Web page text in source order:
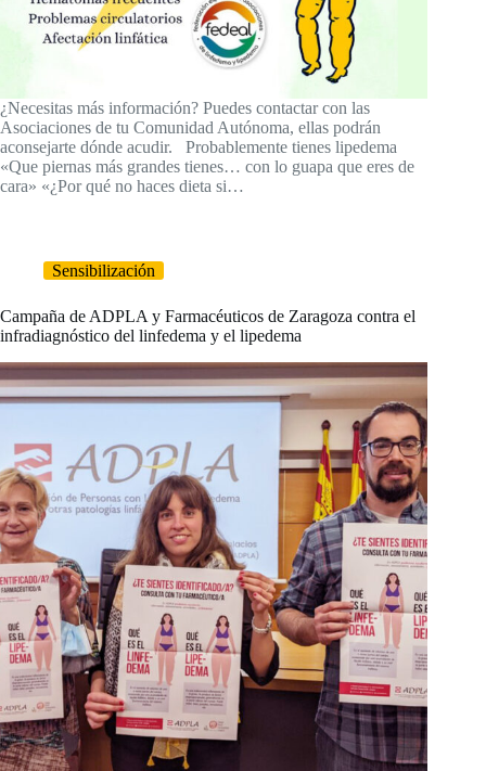
¿Necesitas más información? Puedes contactar con las
Asociaciones de tu Comunidad Autónoma, ellas podrán
aconsejarte dónde acudir. Probablemente tienes lipedema
«Que piernas más grandes tienes… con lo guapa que eres de
cara» «¿Por qué no haces dieta si…
Sensibilización
Campaña de ADPLA y Farmacéuticos de Zaragoza contra el
infradiagnóstico del linfedema y el lipedema